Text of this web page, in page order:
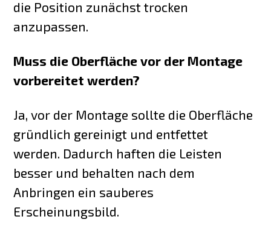
die Position zunächst trocken
anzupassen.
Muss die Oberfläche vor der Montage
vorbereitet werden?
Ja, vor der Montage sollte die Oberfläche
gründlich gereinigt und entfettet
werden. Dadurch haften die Leisten
besser und behalten nach dem
Anbringen ein sauberes
Erscheinungsbild.